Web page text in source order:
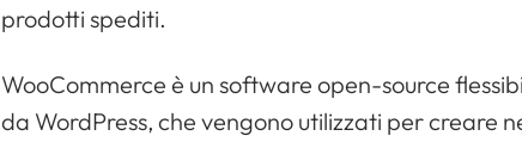
prodotti spediti.
WooCommerce è un software open-source
da WordPress, che vengono utilizzati per creare